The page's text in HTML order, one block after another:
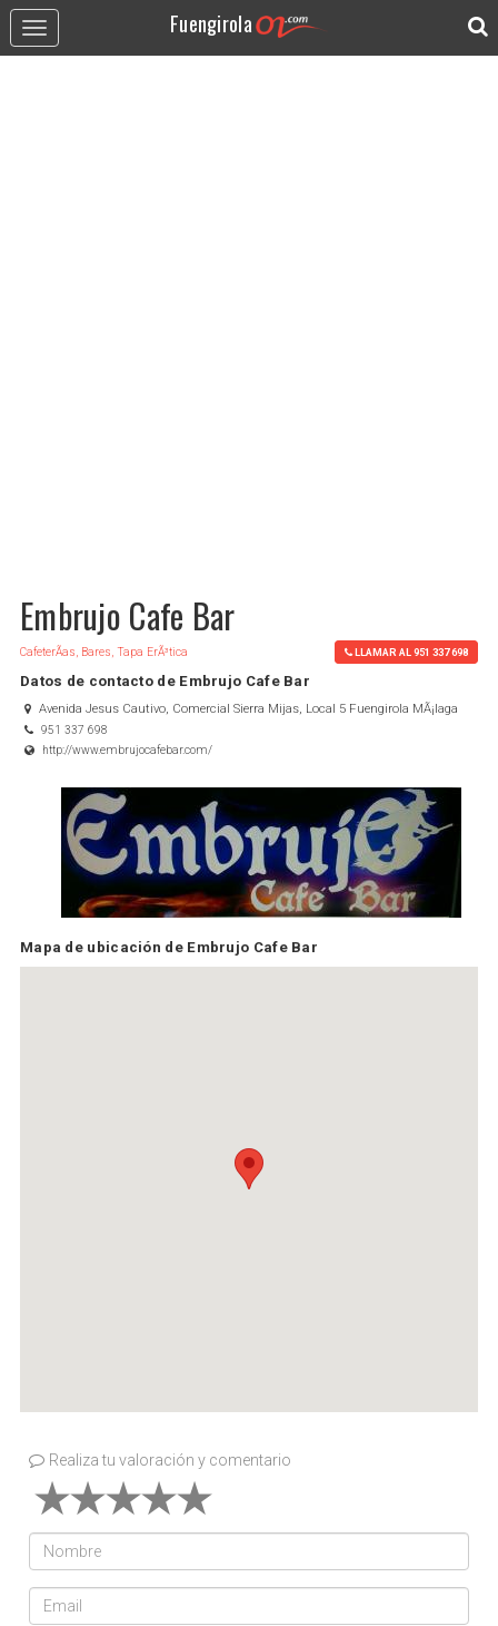
Toggle
navigation
Fuengirola
Embrujo Cafe Bar
CafeterÃ­as, Bares, Tapa ErÃ³tica LLAMAR AL 951 337 698
Datos de contacto de Embrujo Cafe Bar
Avenida Jesus Cautivo, Comercial Sierra Mijas, Local 5 Fuengirola MÃ¡laga
951 337 698
http://www.embrujocafebar.com/
Mapa de ubicación de Embrujo Cafe Bar
Realiza tu valoración y comentario